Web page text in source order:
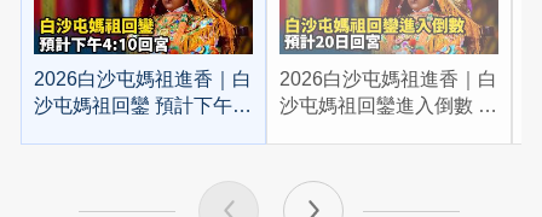
2026白沙屯媽祖進香｜白
沙屯媽祖回鑾 預計下午
2026白沙屯媽祖進香｜白
沙屯媽祖回鑾進入倒數 預